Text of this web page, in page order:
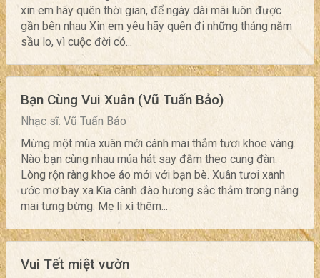
xin em hãy quên thời gian, để ngày dài mãi luôn được
gần bên nhau Xin em yêu hãy quên đi những tháng năm
sầu lo, vì cuộc đời có...
Bạn Cùng Vui Xuân (Vũ Tuấn Bảo)
Nhạc sĩ: Vũ Tuấn Bảo
Mừng một mùa xuân mới cánh mai thắm tươi khoe vàng.
Nào bạn cùng nhau múa hát say đắm theo cung đàn.
Lòng rộn ràng khoe áo mới với bạn bè. Xuân tươi xanh
ước mơ bay xa.Kìa cành đào hương sắc thắm trong nắng
mai tưng bừng. Mẹ lì xì thêm...
Vui Tết miệt vườn